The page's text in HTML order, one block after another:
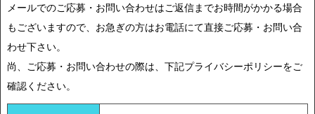
メールでのご応募・お問い合わせはご返信までお時間がかかる場合
もございますので、お急ぎの方はお電話にて直接ご応募・お問い合
わせ下さい。
尚、ご応募・お問い合わせの際は、下記プライバシーポリシーをご
確認ください。